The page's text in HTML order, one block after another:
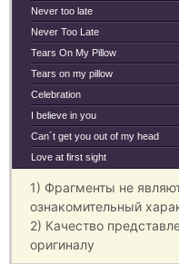
Never too late
Never Too Late
Tears On My Pillow
Tears on my pillow
Celebration
I believe in you
Can´t get you out of my head
Love at first sight
1) Фрагменты не
ознакомительный
2) Качество
оригиналу